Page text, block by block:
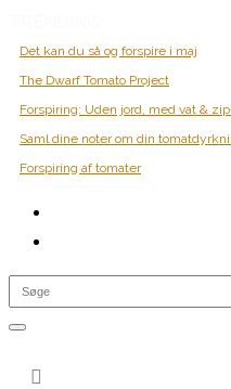
Det kan du så og forspire i maj
The Dwarf Tomato Project
Forspiring: Uden jord, med vat &
Saml dine noter om din
Forspiring af tomater
